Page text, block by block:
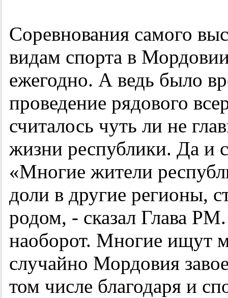
Соревнования самого
видам спорта в
ежегодно. А ведь было
проведение рядового
считалось чуть ли не
жизни республики. Да и
«Многие жители
доли в другие регионы,
родом, - сказал Глава
наоборот. Многие ищут
случайно Мордовия
том числе благодаря и